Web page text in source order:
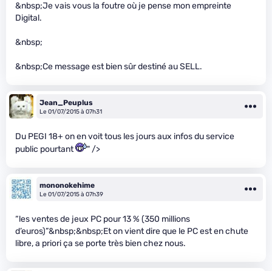
&nbsp;Je vais vous la foutre où je pense mon empreinte
Digital.
&nbsp;
&nbsp;Ce message est bien sûr destiné au SELL.
Jean_Peuplus
Le 01/07/2015 à 07h31
Du PEGI 18+ on en voit tous les jours aux infos du service
public pourtant
" />
mononokehime
Le 01/07/2015 à 07h39
“les ventes de jeux PC pour 13 % (350 millions
d’euros)”&nbsp;&nbsp;Et on vient dire que le PC est en chute
libre, a priori ça se porte très bien chez nous.